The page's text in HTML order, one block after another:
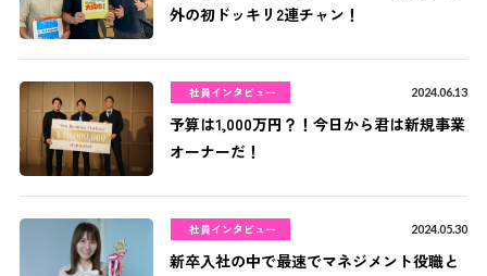
外の初ドッキリ2連チャン！
社員インタビュー 2024.06.13
予算は1,000万円？！今日から君は新規事業
オーナーだ！
社員インタビュー 2024.05.30
新卒入社の中で最速でマネジメント役職と